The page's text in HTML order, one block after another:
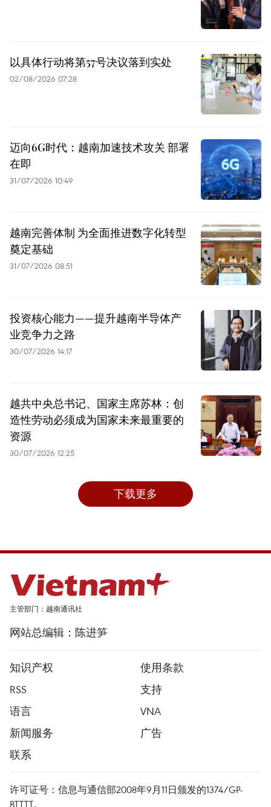
以具体行动将第57号决议落到实处
02/08/2026 07:28
迈向6G时代：越南加速技术攻关 部署
在即
31/07/2026 10:49
越南完善体制 为全面推进数字化转型
奠定基础
31/07/2026 08:51
投资核心能力——提升越南半导体产
业竞争力之路
30/07/2026 14:17
越共中央总书记、国家主席苏林：创
造性劳动必须成为国家未来最重要的
资源
30/07/2026 12:25
下载更多
主管部门：越南通讯社
网站总编辑：陈进笋
知识产权
使用条款
RSS
支持
语言
VNA
新闻服务
广告
联系
许可证号：信息与通信部2008年9月11日颁发的1374/GP-
BTTTT。